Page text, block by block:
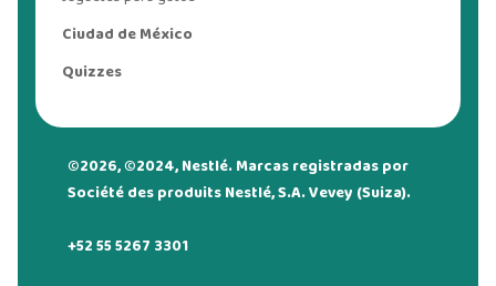
Ciudad de México
Quizzes
©2026, ©2024, Nestlé. Marcas registradas por
Société des produits Nestlé, S.A. Vevey (Suiza).
+52 55 5267 3301